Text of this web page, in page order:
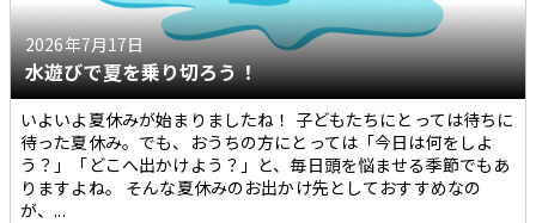
2026年7月17日
水遊びで夏を乗り切ろう！
いよいよ夏休みが始まりましたね！ 子どもたちにとっては待ちに
待った夏休み。でも、おうちの方にとっては「今日は何をしよ
う？」「どこへ出かけよう？」と、毎日頭を悩ませる季節でもあ
りますよね。 そんな夏休みのお出かけ先としておすすめなの
が、...